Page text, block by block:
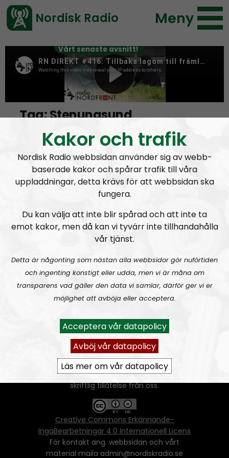
Vårt senaste avsnitt!
Nordisk Radio Meny
Tag:Stenungsund
Redan julafton i Stenungsund
Ansvarig utgivare:
Du får kopiera och sprida vårt material
oförändrat, men uppge oss som källa.
Om ni vill sprida ett urklipp ni själva skapat
går även det bra, så länge det inte görs med
ett vinstdrivande syfte - då behöver ni
skriftlig tillåtelse från oss.
Creative Commons Erkännande-
IngaBearbetningar 4.0 Internationell Licens
För kontakt ang. webbsidan och vårt
material maila admin@nordiskradio.se
Kakor och trafik
Nordisk Radio webbsidan använder sig av webb-
baserade kakor och spårar trafik till våra
uppladdningar, detta krävs för att webbsidan ska
fungera.
Du kan välja att inte blir spårad och att inte ta
emot kakor, men då kan vi tyvärr inte tillhandahålla
vår tjänst.
Detta är någonting som nästan alla webbsidor gör nuförtiden
och ingenting konstigt eller udda, men vi är måna om
transparens vad gäller den data vi samlar, därför ger vi er
möjlighet att avböja eller acceptera.
Acceptera vår datapolicy
Avböj vår datapolicy
Läs mer om vår datapolicy